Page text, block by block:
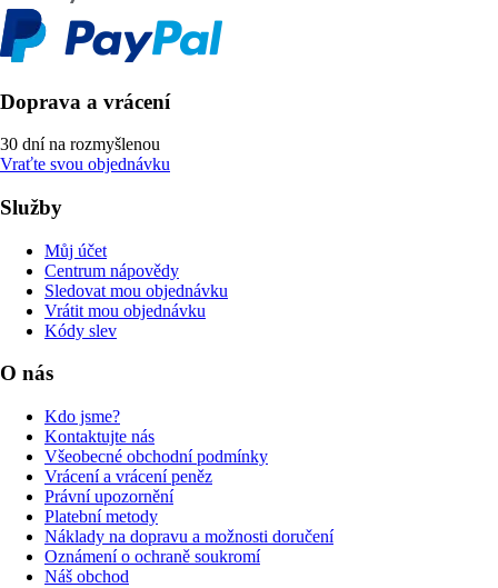
Doprava a vrácení
30 dní na rozmyšlenou
Vraťte svou objednávku
Služby
Můj účet
Centrum nápovědy
Sledovat mou objednávku
Vrátit mou objednávku
Kódy slev
O nás
Kdo jsme?
Kontaktujte nás
Všeobecné obchodní podmínky
Vrácení a vrácení peněz
Právní upozornění
Platební metody
Náklady na dopravu a možnosti doručení
Oznámení o ochraně soukromí
Náš obchod